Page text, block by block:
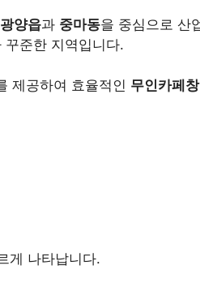
광양읍과 중마동을 중심으로 산
준한 지역입니다.
제공하여 효율적인 무인카페
게 나타납니다.